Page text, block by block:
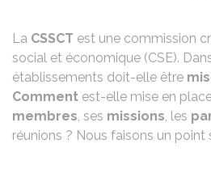
La CSSCT est une commission
social et économique (CSE).
établissements doit-elle être
Comment est-elle mise en
membres, ses missions, les
réunions ? Nous faisons un